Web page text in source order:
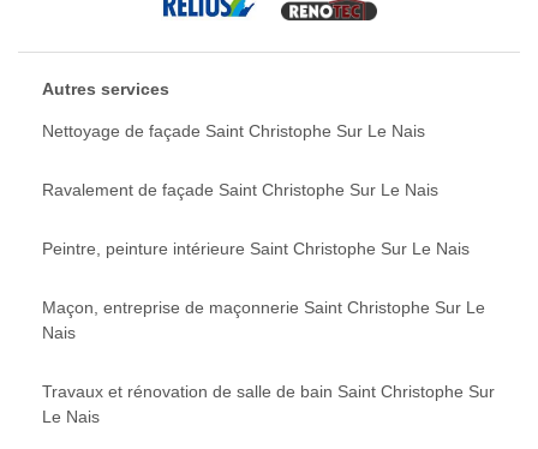
Autres services
Nettoyage de façade Saint Christophe Sur Le Nais
Ravalement de façade Saint Christophe Sur Le Nais
Peintre, peinture intérieure Saint Christophe Sur Le Nais
Maçon, entreprise de maçonnerie Saint Christophe Sur Le
Nais
Travaux et rénovation de salle de bain Saint Christophe Sur
Le Nais